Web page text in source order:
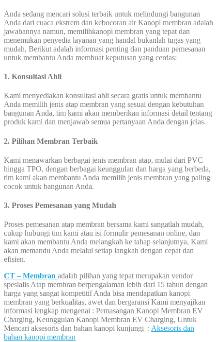
Anda sedang mencari solusi terbaik untuk melindungi bangunan
Anda dari cuaca ekstrem dan kebocoran air Kanopi membran adalah
jawabannya namun, memilihkanopi membran yang tepat dan
menemukan penyedia layanan yang handal bukanlah tugas yang
mudah, Berikut adalah informasi penting dan panduan pemesanan
untuk membantu Anda membuat keputusan yang cerdas:
1. Konsultasi Ahli
Kami menyediakan konsultasi ahli secara gratis untuk membantu
Anda memilih jenis atap membran yang sesuai dengan kebutuhan
bangunan Anda, tim kami akan memberikan informasi detail tentang
produk kami dan menjawab semua pertanyaan Anda dengan jelas.
2. Pilihan Membran Terbaik
Kami menawarkan berbagai jenis membran atap, mulai dari PVC
hingga TPO, dengan berbagai keunggulan dan harga yang berbeda,
tim kami akan membantu Anda memilih jenis membran yang paling
cocok untuk bangunan Anda.
3. Proses Pemesanan yang Mudah
Proses pemesanan atap membran bersama kami sangatlah mudah,
cukup hubungi tim kami atau isi formulir pemesanan online, dan
kami akan membantu Anda melangkah ke tahap selanjutnya, Kami
akan memandu Anda melalui setiap langkah dengan cepat dan
efisien.
CT – Membran adalah pilihan yang tepat merupakan vendor
spesialis Atap membran berpengalaman lebih dari 15 tahun dengan
harga yang sangat kompetitif Anda bisa mendapatkan kanopi
membran yang berkualitas, awet dan bergaransi Kami menyajikan
informasi lengkap mengenai : Pemasangan Kanopi Membran EV
Charging, Keunggulan Kanopi Membran EV Charging, Untuk
Mencari aksesoris dan bahan kanopi kunjungi : Aksesoris dan
bahan kanopi membran